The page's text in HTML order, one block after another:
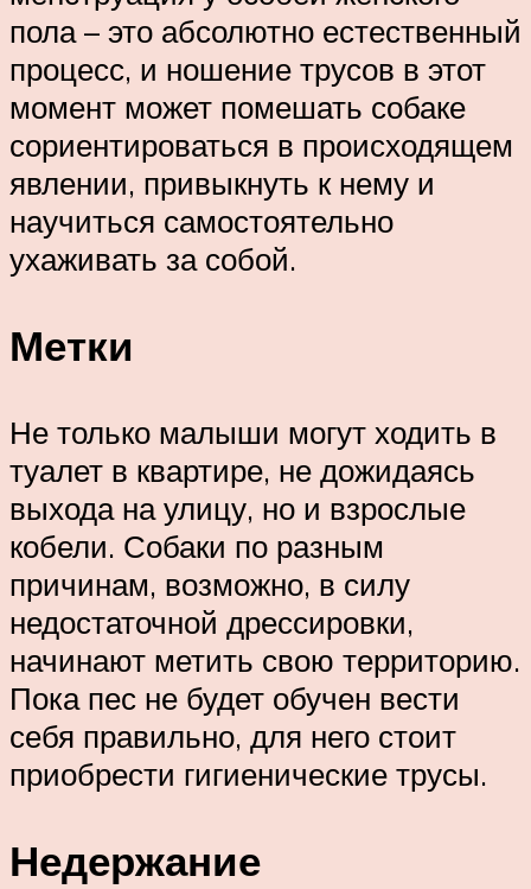
пола – это абсолютно естественный
процесс, и ношение трусов в этот
момент может помешать собаке
сориентироваться в происходящем
явлении, привыкнуть к нему и
научиться самостоятельно
ухаживать за собой.
Метки
Не только малыши могут ходить в
туалет в квартире, не дожидаясь
выхода на улицу, но и взрослые
кобели. Собаки по разным
причинам, возможно, в силу
недостаточной дрессировки,
начинают метить свою территорию.
Пока пес не будет обучен вести
себя правильно, для него стоит
приобрести гигиенические трусы.
Недержание